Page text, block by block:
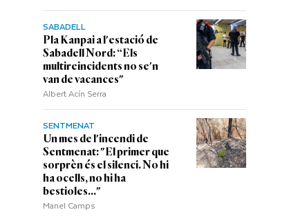
SABADELL
Pla Kanpai a l'estació de
Sabadell Nord: “Els
multireincidents no se'n
van de vacances"
Albert Acín Serra
SENTMENAT
Un mes de l'incendi de
Sentmenat: "El primer que
sorprèn és el silenci. No hi
ha ocells, no hi ha
bestioles..."
Manel Camps